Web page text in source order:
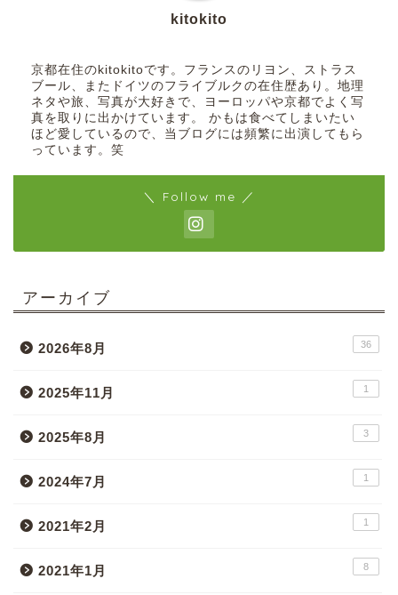
kitokito
京都在住のkitokitoです。フランスのリヨン、ストラス
ブール、またドイツのフライブルクの在住歴あり。地理
ネタや旅、写真が大好きで、ヨーロッパや京都でよく写
真を取りに出かけています。 かもは食べてしまいたい
ほど愛しているので、当ブログには頻繁に出演してもら
っています。笑
＼ Follow me ／
アーカイブ
2026年8月 36
2025年11月 1
2025年8月 3
2024年7月 1
2021年2月 1
2021年1月 8